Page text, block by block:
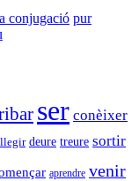
conjugació pur
ser conèixer
llegir deure treure sortir
aprendre venir